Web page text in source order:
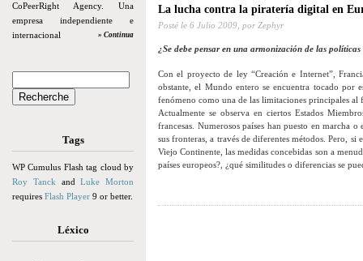
CoPeerRight Agency. Una
empresa independiente e
internacional
» Continua
Tags
WP Cumulus Flash tag cloud by
Roy Tanck andLuke Morton
requires Flash Player 9 or better.
Léxico
La lucha contra la piratería digital en
Posté le 6 Julio 2009, por Zephyr
¿Se debe pensar en una armonización de las
Con el proyecto de ley “Creación e Internet”,
obstante, el Mundo entero se encuentra tocado por
fenómeno como una de las limitaciones principales al
Actualmente se observa en ciertos Estados
francesas. Numerosos países han puesto en marcha
sus fronteras, a través de diferentes métodos. Pero, si
Viejo Continente, las medidas concebidas son a
países europeos?, ¿qué similitudes o diferencias se